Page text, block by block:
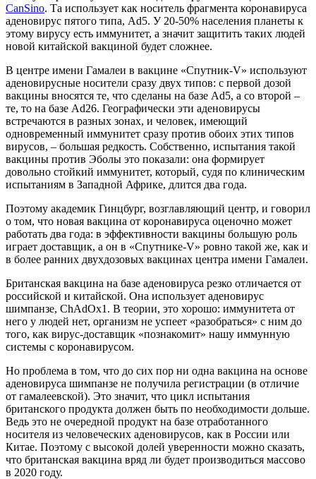
CanSino. Та использует как носитель фрагмента коронавируса
аденовирус пятого типа, Ad5. У 20-50% населения планеты к
этому вирусу есть иммунитет, а значит защитить таких людей
новой китайской вакциной будет сложнее.
В центре имени Гамалеи в вакцине «Спутник-V» используют
аденовирусные носители сразу двух типов: с первой дозой
вакцины вносятся те, что сделаны на базе Ad5, а со второй –
те, то на базе Ad26. Географически эти аденовирусы
встречаются в разных зонах, и человек, имеющий
одновременный иммунитет сразу против обоих этих типов
вирусов, – большая редкость. Собственно, испытания такой
вакцины против Эболы это показали: она формирует
довольно стойкий иммунитет, который, судя по клиническим
испытаниям в Западной Африке, длится два года.
Поэтому академик Гинцбург, возглавляющий центр, и говорил
о том, что новая вакцина от коронавируса оценочно может
работать два года: в эффективности вакцины большую роль
играет доставщик, а он в «Спутнике-V» ровно такой же, как и
в более ранних двухдозовых вакцинах центра имени Гамалеи.
Британская вакцина на базе аденовируса резко отличается от
российской и китайской. Она использует аденовирус
шимпанзе, ChAdOx1. В теории, это хорошо: иммунитета от
него у людей нет, организм не успеет «разобраться» с ним до
того, как вирус-доставщик «познакомит» нашу иммунную
системы с коронавирусом.
Но проблема в том, что до сих пор ни одна вакцина на основе
аденовируса шимпанзе не получила регистрации (в отличие
от гамалеевской). Это значит, что цикл испытания
британского продукта должен быть по необходимости дольше.
Ведь это не очередной продукт на базе отработанного
носителя из человеческих аденовирусов, как в России или
Китае. Поэтому с высокой долей уверенности можно сказать,
что британская вакцина вряд ли будет производиться массово
в 2020 году.